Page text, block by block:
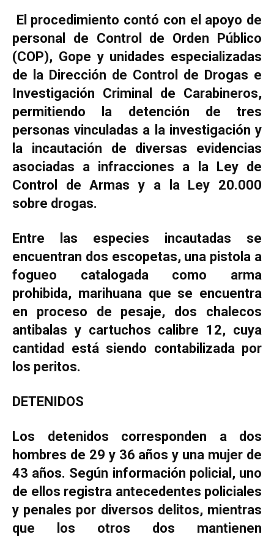
El procedimiento contó con el apoyo de
personal de Control de Orden Público
(COP), Gope y unidades especializadas
de la Dirección de Control de Drogas e
Investigación Criminal de Carabineros,
permitiendo la detención de tres
personas vinculadas a la investigación y
la incautación de diversas evidencias
asociadas a infracciones a la Ley de
Control de Armas y a la Ley 20.000
sobre drogas.
Entre las especies incautadas se
encuentran dos escopetas, una pistola a
fogueo catalogada como arma
prohibida, marihuana que se encuentra
en proceso de pesaje, dos chalecos
antibalas y cartuchos calibre 12, cuya
cantidad está siendo contabilizada por
los peritos.
DETENIDOS
Los detenidos corresponden a dos
hombres de 29 y 36 años y una mujer de
43 años. Según información policial, uno
de ellos registra antecedentes policiales
y penales por diversos delitos, mientras
que los otros dos mantienen